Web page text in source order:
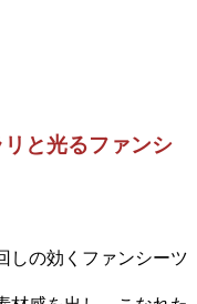
と光るファンシ
しの効くファンシーツ